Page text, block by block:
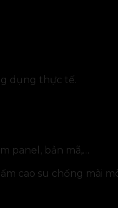
dụng thực tế.
panel, bản mã,…
cao su chống mài